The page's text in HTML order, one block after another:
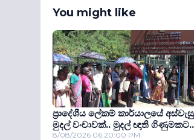
You might like
ප්‍රාදේශීය ලේකම් කාර්යාලයේ
මුදල් වංචාවක්.. මුදල් ඥාති ගිණුමකට..
8/08/2026 06:20:00 PM